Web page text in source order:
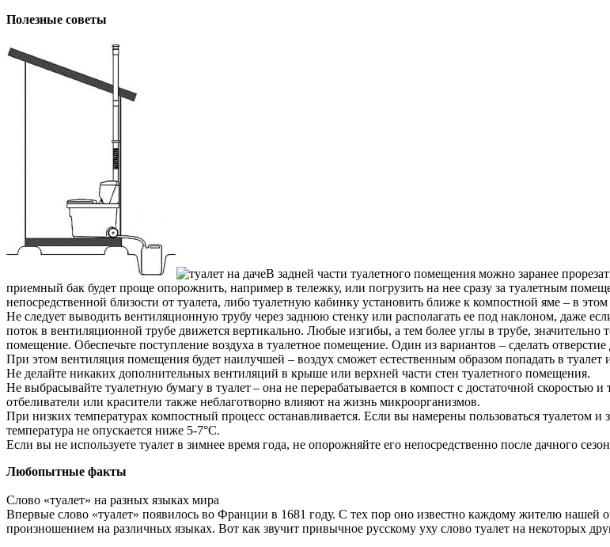
Полезные советы
В задней части туалетного помещения можно заранее
приемный бак будет проще опорожнить, например в тележку, или погрузить на нее сразу за туалетным
непосредственной близости от туалета, либо туалетную кабинку установить ближе к компостной яме – в
Не следует выводить вентиляционную трубу через заднюю стенку или располагать ее под наклоном, даже
поток в вентиляционной трубе движется вертикально. Любые изгибы, а тем более углы в трубе, значительно
помещение. Обеспечьте поступление воздуха в туалетное помещение. Один из вариантов – сделать
При этом вентиляция помещения будет наилучшей – воздух сможет естественным образом попадать в туалет
Не делайте никаких дополнительных вентиляций в крыше или верхней части стен туалетного помещения.
Не выбрасывайте туалетную бумагу в туалет – она не перерабатывается в компост с достаточной
отбеливатели или красители также неблаготворно влияют на жизнь микроорганизмов.
При низких температурах компостный процесс останавливается. Если вы намерены пользоваться туалетом
температура не опускается ниже 5-7°С.
Если вы не используете туалет в зимнее время года, не опорожняйте его непосредственно после дачного
Любопытные факты
Cлово «туалет» на разных языках мира
Впервые слово «туалет» появилось во Франции в 1681 году. С тех пор оно известно каждому жителю нашей
произношением на различных языках. Вот как звучит привычное русскому уху слово туалет на некоторых